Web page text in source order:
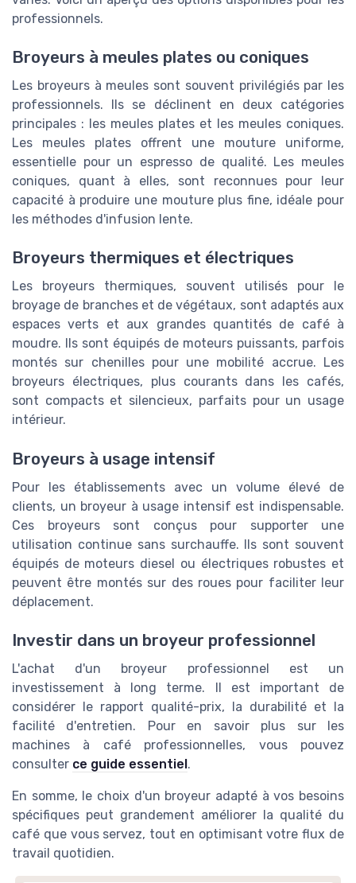
professionnels.
Broyeurs à meules plates ou coniques
Les broyeurs à meules sont souvent privilégiés par les
professionnels. Ils se déclinent en deux catégories
principales : les meules plates et les meules coniques.
Les meules plates offrent une mouture uniforme,
essentielle pour un espresso de qualité. Les meules
coniques, quant à elles, sont reconnues pour leur
capacité à produire une mouture plus fine, idéale pour
les méthodes d'infusion lente.
Broyeurs thermiques et électriques
Les broyeurs thermiques, souvent utilisés pour le
broyage de branches et de végétaux, sont adaptés aux
espaces verts et aux grandes quantités de café à
moudre. Ils sont équipés de moteurs puissants, parfois
montés sur chenilles pour une mobilité accrue. Les
broyeurs électriques, plus courants dans les cafés,
sont compacts et silencieux, parfaits pour un usage
intérieur.
Broyeurs à usage intensif
Pour les établissements avec un volume élevé de
clients, un broyeur à usage intensif est indispensable.
Ces broyeurs sont conçus pour supporter une
utilisation continue sans surchauffe. Ils sont souvent
équipés de moteurs diesel ou électriques robustes et
peuvent être montés sur des roues pour faciliter leur
déplacement.
Investir dans un broyeur professionnel
L'achat d'un broyeur professionnel est un
investissement à long terme. Il est important de
considérer le rapport qualité-prix, la durabilité et la
facilité d'entretien. Pour en savoir plus sur les
machines à café professionnelles, vous pouvez
consulter ce guide essentiel.
En somme, le choix d'un broyeur adapté à vos besoins
spécifiques peut grandement améliorer la qualité du
café que vous servez, tout en optimisant votre flux de
travail quotidien.